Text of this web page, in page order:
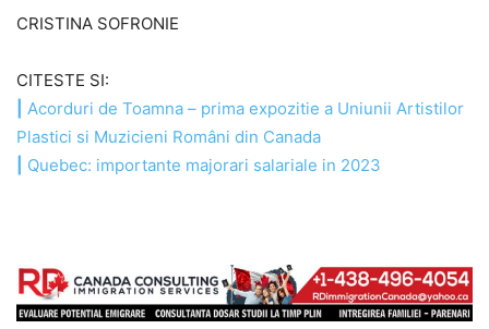
CRISTINA SOFRONIE
CITESTE SI:
Acorduri de Toamna – prima expozitie a Uniunii Artistilor
Plastici si Muzicieni Români din Canada
Quebec: importante majorari salariale in 2023